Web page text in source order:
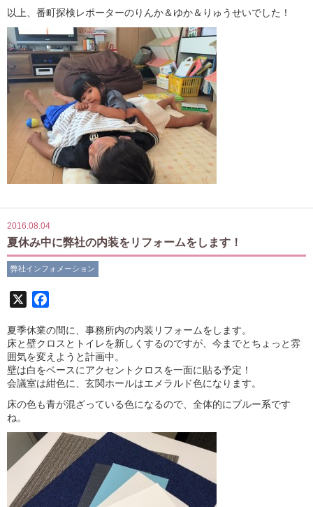
以上、番町探検レポーターのりんか＆ゆか＆りゅうせいでした！
2016.08.04
夏休み中に弊社の内装をリフォームをします！
弊社インフォメーション
夏季休業の間に、事務所内の内装リフォームをします。
床と壁クロスとトイレを新しくするのですが、今までとちょっと雰
囲気を変えようと計画中。
壁は白をベースにアクセントクロスを一面に貼る予定！
会議室は紺色に、玄関ホールはエメラルド色になります。
床の色も青が混ざっている色になるので、全体的にブルー系です
ね。